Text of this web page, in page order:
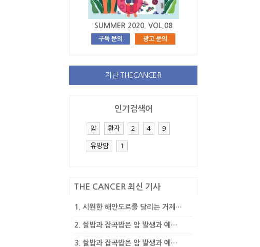
SUMMER 2020. VOL.08
구독 문의 광고 문의
지난 THECANCER
인기검색어
암 환자 2 4 9
유방암 1
THE CANCER 최신 기사
1. 시원한 해안도로를 달리는 거제…
2. 쌀밥과 잡곡밥은 암 발생과 예…
3. 쌀밥과 잡곡밥은 암 발생과 예…